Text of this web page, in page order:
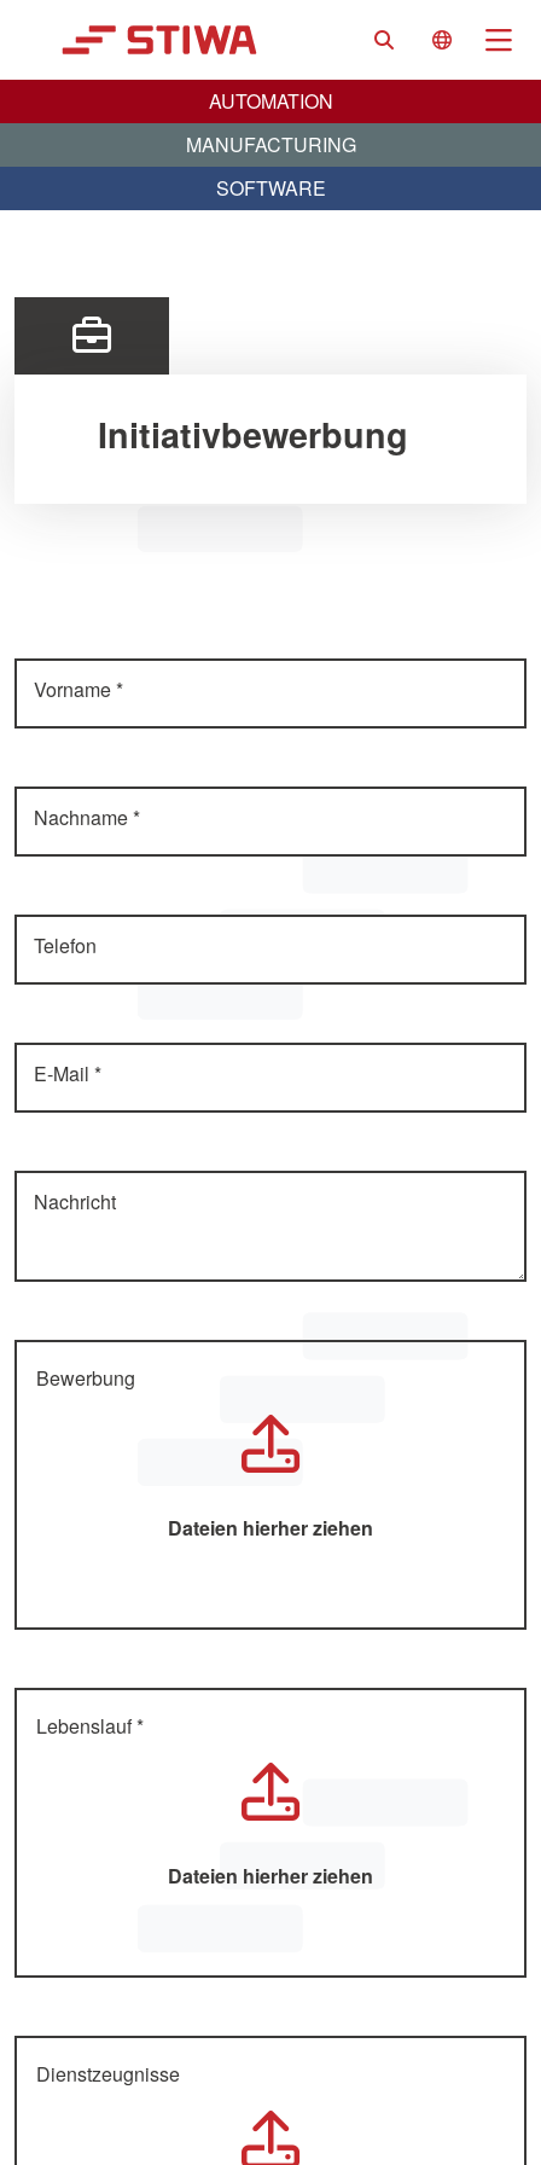
Search
AUTOMATION
MANUFACTURING
SOFTWARE
Initiativbewerbung
Vorname *
Nachname *
Telefon
E-Mail *
Nachricht
Bewerbung
Lebenslauf *
Dienstzeugnisse